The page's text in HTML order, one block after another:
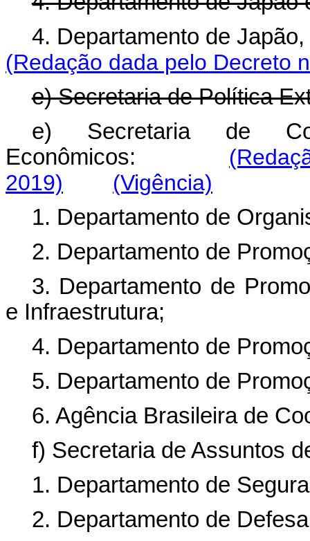
4. Departamento de
(Redação dada pelo Decreto
e) Secretaria de Política
e) Secretaria de
Econômicos:
2019)
(Vigência)
1. Departamento de
2. Departamento de
3. Departamento de
e Infraestrutura;
4. Departamento de
5. Departamento de
6. Agência Brasileira de
f) Secretaria de Assuntos
1. Departamento de
2. Departamento de